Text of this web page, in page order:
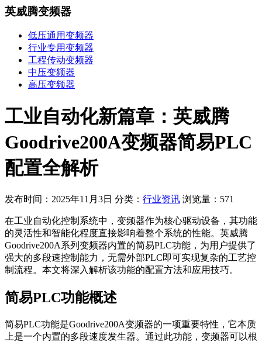
英威腾变频器
低压通用变频器
行业专用变频器
工程传动变频器
中压变频器
高压变频器
工业自动化新篇章：英威腾
Goodrive200A变频器简易PLC
配置全解析
发布时间：2025年11月3日 分类： 行业资讯 浏览量：571
在工业自动化控制系统中，变频器作为核心驱动设备，其功能
的灵活性和智能化程度直接影响着整个系统的性能。英威腾
Goodrive200A系列变频器内置的简易PLC功能，为用户提供了
强大的多段速控制能力，无需外部PLC即可实现复杂的工艺控
制流程。本文将深入解析该功能的配置方法和应用技巧。
简易PLC功能概述
简易PLC功能是Goodrive200A变频器的一项重要特性，它本质
上是一个内置的多段速度发生器。通过此功能，变频器可以根